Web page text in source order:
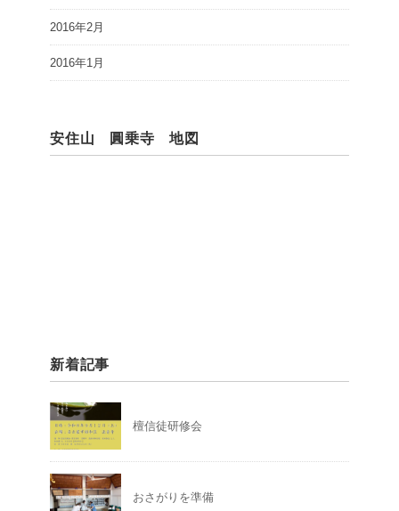
2016年2月
2016年1月
安住山 圓乗寺 地図
新着記事
檀信徒研修会
おさがりを準備